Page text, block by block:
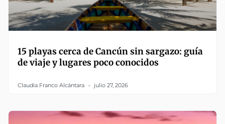
15 playas cerca de Cancún sin sargazo: guía
de viaje y lugares poco conocidos
Claudia Franco Alcántara julio 27, 2026